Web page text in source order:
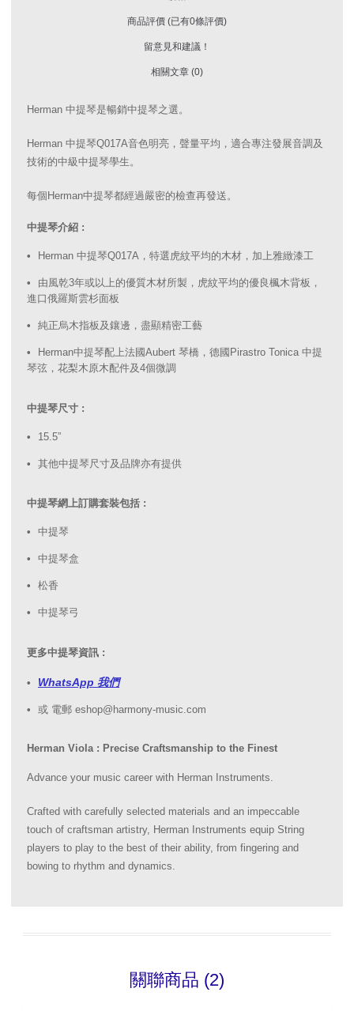
商品評價 (已有0條評價)
留意見和建議！
相關文章 (0)
Herman 中提琴是暢銷中提琴之選。
Herman 中提琴Q017A音色明亮，聲量平均，適合專注發展音調及
技術的中級中提琴學生。
每個Herman中提琴都經過嚴密的檢查再發送。
中提琴介紹 :
Herman 中提琴Q017A，特選虎紋平均的木材，加上雅緻漆工
由風乾3年或以上的優質木材所製，虎紋平均的優良楓木背板，
進口俄羅斯雲杉面板
純正烏木指板及鑲邊，盡顯精密工藝
Herman中提琴配上法國Aubert 琴橋，德國Pirastro Tonica 中提
琴弦，花梨木原木配件及4個微調
中提琴尺寸 :
15.5”
其他中提琴尺寸及品牌亦有提供
中提琴網上訂購套裝包括 :
中提琴
中提琴盒
松香
中提琴弓
更多中提琴資訊 :
WhatsApp 我們
或 電郵 eshop@harmony-music.com
Herman Viola : Precise Craftsmanship to the Finest
Advance your music career with Herman Instruments.
Crafted with carefully selected materials and an impeccable
touch of craftsman artistry, Herman Instruments equip String
players to play to the best of their ability, from fingering and
bowing to rhythm and dynamics.
關聯商品 (2)